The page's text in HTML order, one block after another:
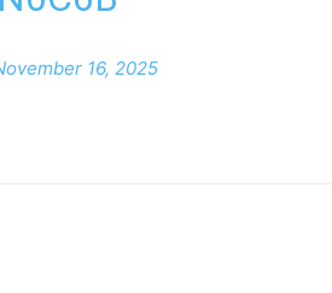
16, 2025